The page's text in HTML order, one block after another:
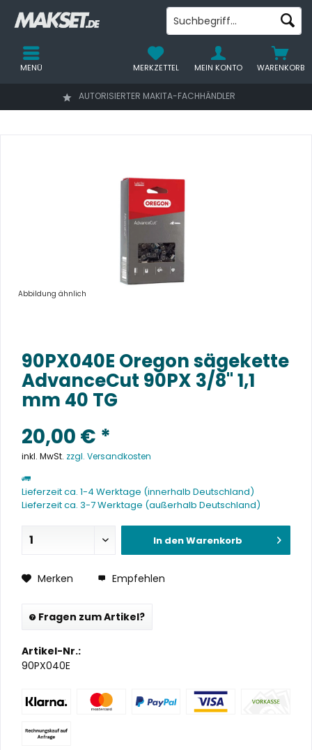
AUTORISIERTER MAKITA-FACHHÄNDLER
WARENKORB
MERKZETTEL MEIN KONTO
MENÜ
Abbildung ähnlich
90PX040E Oregon sägekette
AdvanceCut 90PX 3/8" 1,1
mm 40 TG
20,00 € *
inkl. MwSt. zzgl. Versandkosten
Lieferzeit ca. 1-4 Werktage (innerhalb Deutschland)
Lieferzeit ca. 3-7 Werktage (außerhalb Deutschland)
In denWarenkorb
Merken Empfehlen
Fragen zum Artikel?
Artikel-Nr.:
90PX040E